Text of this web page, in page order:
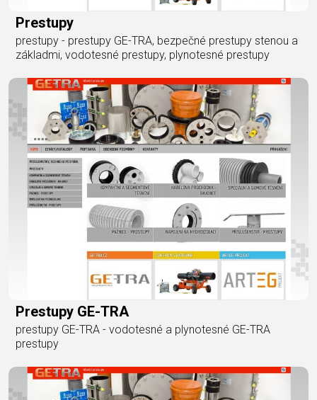
Prestupy
prestupy - prestupy GE-TRA, bezpečné prestupy stenou a
základmi, vodotesné prestupy, plynotesné prestupy
Prestupy GE-TRA
prestupy GE-TRA - vodotesné a plynotesné GE-TRA
prestupy